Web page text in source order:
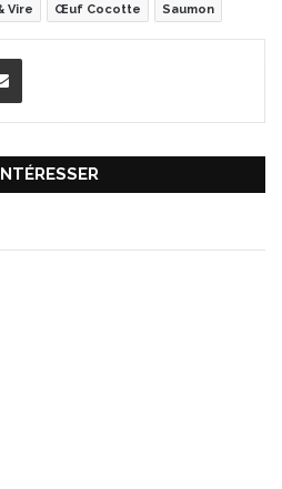
Vire Œuf Cocotte Saumon